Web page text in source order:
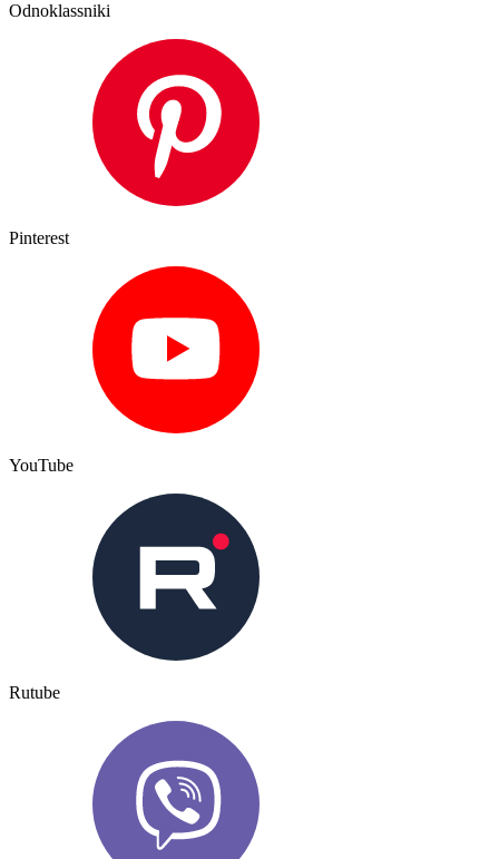
Odnoklassniki
Pinterest
YouTube
Rutube